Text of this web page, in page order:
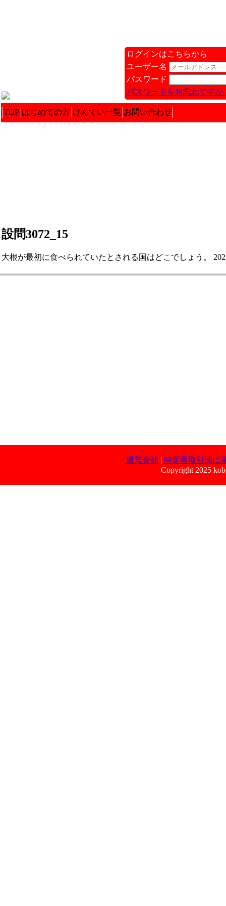
ログインはこちらから
ユーザー名
パスワード
パスワードをお忘れですか
TOP はじめての方 けんてい一覧 お問い合わせ
設問3072_15
大根が最初に食べられていたとされる国はどこでしょう。
運営会社 | 特定商取引法に
Copyright 2025